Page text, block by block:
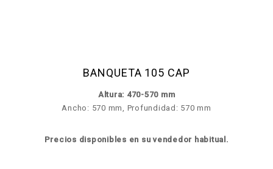
BANQUETA 105 CAP
Altura: 470-570 mm
Ancho: 570 mm, Profundidad: 570 mm
Precios disponibles en su vendedor habitual.